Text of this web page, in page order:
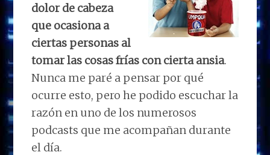
dolor de cabeza
que ocasiona a
ciertas personas al
tomar las cosas frías con cierta ansia.
Nunca me paré a pensar por qué
ocurre esto, pero he podido escuchar la
razón en uno de los numerosos
podcasts que me acompañan durante
el día.